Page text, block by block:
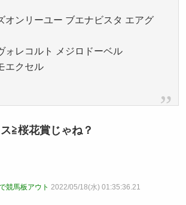
オンリーユー ブエナビスタ エアグ
ォレコルト メジロドーベル
エクセル
≧桜花賞じゃね？
競馬板アウト 2022/05/18(水) 01:35:36.21